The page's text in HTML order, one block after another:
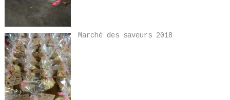
Marché des saveurs 2018